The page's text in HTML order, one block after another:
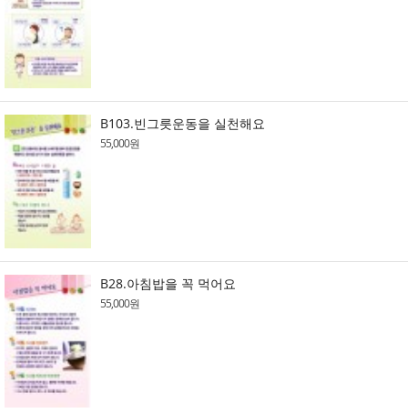
B103.빈그릇운동을 실천해요
55,000원
B28.아침밥을 꼭 먹어요
55,000원